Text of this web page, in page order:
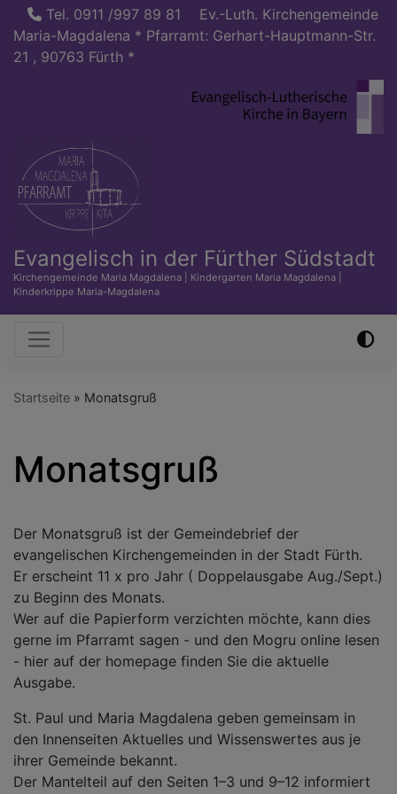
Direkt
zum
Inhalt
Tel. 0911 /997 89 81
Ev.-Luth. Kirchengemeinde
Maria-Magdalena * Pfarramt: Gerhart-Hauptmann-Str.
21 , 90763 Fürth *
Evangelisch in der Fürther Südstadt
Kirchengemeinde Maria Magdalena | Kindergarten Maria Magdalena |
Kinderkrippe Maria-Magdalena
Hauptnavigation
Startseite Monatsgruß
Monatsgruß
Der Monatsgruß ist der Gemeindebrief der
evangelischen Kirchengemeinden in der Stadt Fürth.
Er erscheint 11 x pro Jahr ( Doppelausgabe Aug./Sept.)
zu Beginn des Monats.
Wer auf die Papierform verzichten möchte, kann dies
gerne im Pfarramt sagen - und den Mogru online lesen
- hier auf der homepage finden Sie die aktuelle
Ausgabe.
St. Paul und Maria Magdalena geben gemeinsam in
den Innenseiten Aktuelles und Wissenswertes aus je
ihrer Gemeinde bekannt.
Der Mantelteil auf den Seiten 1–3 und 9–12 informiert